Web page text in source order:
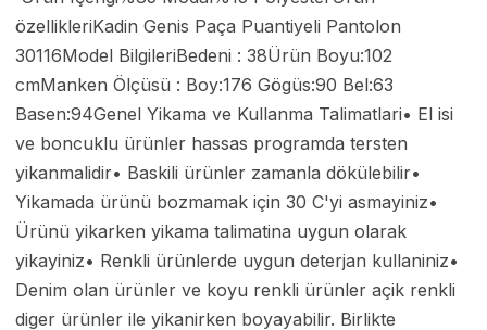
özellikleriKadin Genis Paça Puantiyeli Pantolon
30116Model BilgileriBedeni : 38Ürün Boyu:102
cmManken Ölçüsü : Boy:176 Gögüs:90 Bel:63
Basen:94Genel Yikama ve Kullanma Talimatlari• El isi
ve boncuklu ürünler hassas programda tersten
yikanmalidir• Baskili ürünler zamanla dökülebilir•
Yikamada ürünü bozmamak için 30 C'yi asmayiniz•
Ürünü yikarken yikama talimatina uygun olarak
yikayiniz• Renkli ürünlerde uygun deterjan kullaniniz•
Denim olan ürünler ve koyu renkli ürünler açik renkli
diger ürünler ile yikanirken boyayabilir. Birlikte